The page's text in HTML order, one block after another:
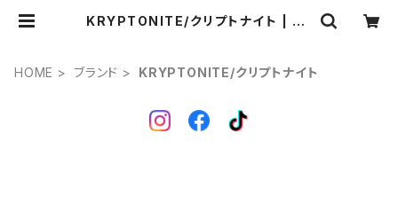
KRYPTONITE/クリプトナイト | Po
HOME ブランド KRYPTONITE/クリプトナイト